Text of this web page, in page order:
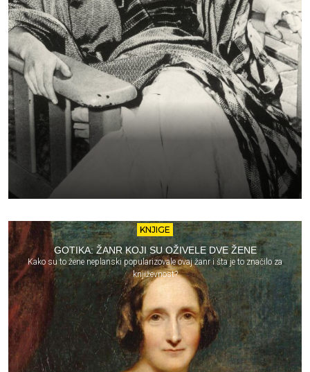
KNJIGE
GOTIKA: ŽANR KOJI SU OŽIVELE DVE ŽENE
Kako su to žene neplanski popularizovale ovaj žanr i šta je to značilo za
književnost?